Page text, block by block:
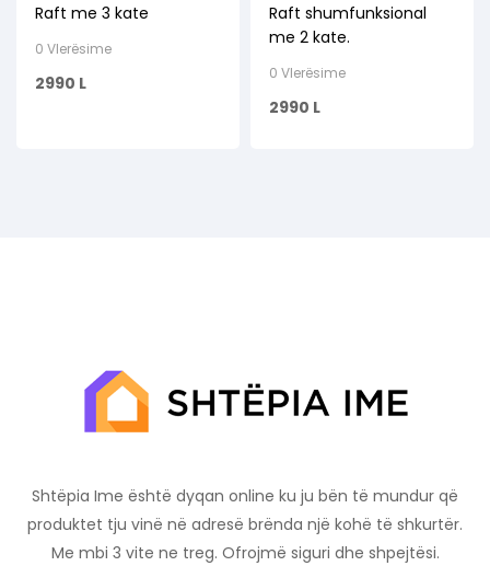
Raft me 3 kate
0 Vlerësime
2990 L
Raft shumfunksional
me 2 kate.
0 Vlerësime
2990 L
Shtëpia Ime është dyqan online ku ju bën të mundur që
produktet tju vinë në adresë brënda një kohë të shkurtër.
Me mbi 3 vite ne treg. Ofrojmë siguri dhe shpejtësi.